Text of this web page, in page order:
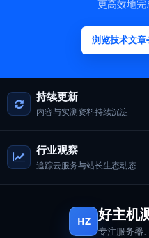
更高效地完
浏览技术文章
持续更新
内容与实测资料持续沉淀
行业观察
追踪云服务与站长生态动态
HZ 好主机
专注服务器